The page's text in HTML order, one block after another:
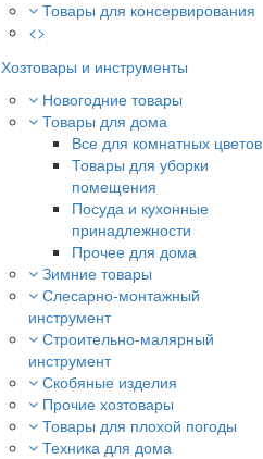
Товары для консервирования
<>
Хозтовары и инструменты
Новогодние товары
Товары для дома
Все для комнатных цветов
Товары для уборки
помещения
Посуда и кухонные
принадлежности
Прочее для дома
Зимние товары
Слесарно-монтажный
инструмент
Строительно-малярный
инструмент
Скобяные изделия
Прочие хозтовары
Товары для плохой погоды
Техника для дома